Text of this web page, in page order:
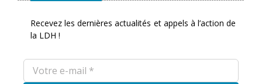
Recevez les dernières actualités et appels à l’action de
la LDH !